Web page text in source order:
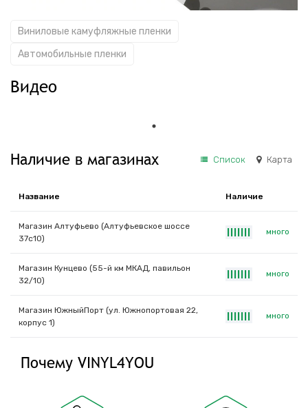
Виниловые камуфляжные пленки
Автомобильные пленки
Видео
Наличие в магазинах Список Карта
Название Наличие
Магазин Алтуфьево (Алтуфьевское шоссе
37с10)
много
Магазин Кунцево (55-й км МКАД, павильон
32/10)
много
Магазин ЮжныйПорт (ул. Южнопортовая 22,
корпус 1)
много
Почему VINYL4YOU